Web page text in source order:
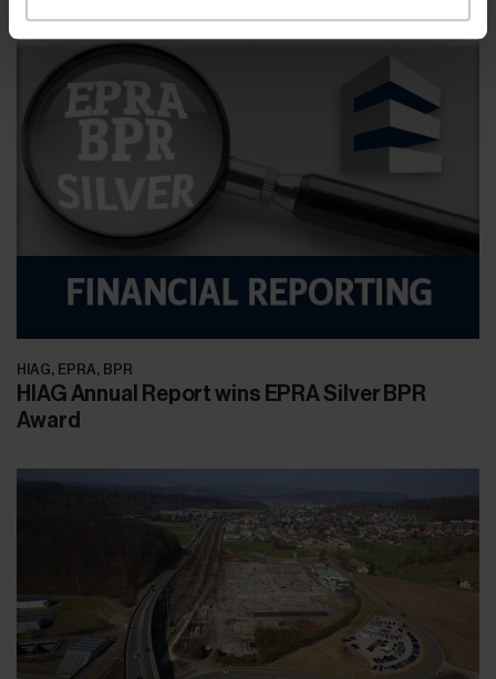
HIAG, EPRA, BPR
HIAG Annual Report wins EPRA Silver BPR
Award